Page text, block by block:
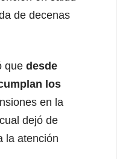
de decenas
que desde
los
en la
dejó de
la atención